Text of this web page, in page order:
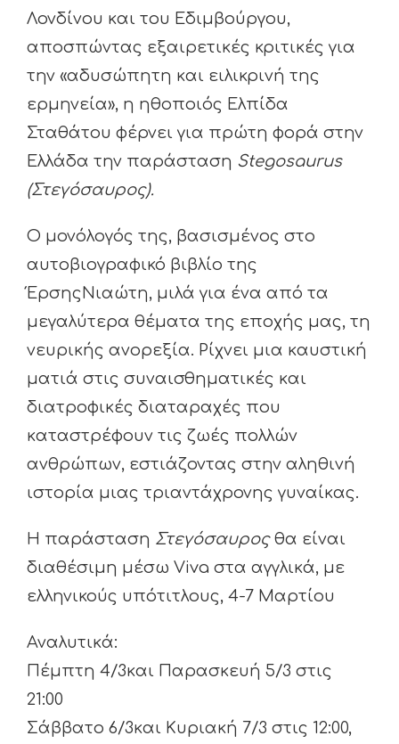
Λονδίνου και του Εδιμβούργου,
αποσπώντας εξαιρετικές κριτικές για
την «αδυσώπητη και ειλικρινή της
ερμηνεία», η ηθοποιός Ελπίδα
Σταθάτου φέρνει για πρώτη φορά στην
Ελλάδα την παράσταση Stegosaurus
(Στεγόσαυρος).
Ο μονόλογός της, βασισμένος στο
αυτοβιογραφικό βιβλίο της
ΈρσηςΝιαώτη, μιλά για ένα από τα
μεγαλύτερα θέματα της εποχής μας, τη
νευρικής ανορεξία. Ρίχνει μια καυστική
ματιά στις συναισθηματικές και
διατροφικές διαταραχές που
καταστρέφουν τις ζωές πολλών
ανθρώπων, εστιάζοντας στην αληθινή
ιστορία μιας τριαντάχρονης γυναίκας.
Η παράσταση Στεγόσαυρος θα είναι
διαθέσιμη μέσω Viva στα αγγλικά, με
ελληνικούς υπότιτλους, 4-7 Μαρτίου
Αναλυτικά:
Πέμπτη 4/3και Παρασκευή 5/3 στις
21:00
Σάββατο 6/3και Κυριακή 7/3 στις 12:00,